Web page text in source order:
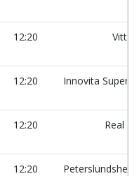
12:20
12:20 Innovita
12:20 Real
12:20